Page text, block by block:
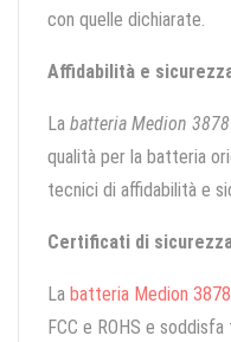
con quelle dichiarate.
Affidabilità e
La batteria Medion
qualità per la batteria
tecnici di affidabilità e
Certificati di
La batteria Medion
FCC e ROHS e